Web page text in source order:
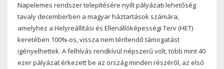
Napelemes rendszer telepítésére nyílt pályázati lehetőség
tavaly decemberben a magyar háztartások számára,
amelyhez a Helyreállítási és Ellenállóképességi Terv (HET)
keretében 100%-os, vissza nem térítendő támogatást
igényelhettek. A felhívás rendkívül népszerű volt, több mint 40
ezer pályázat érkezett be az ország minden részéről, az első